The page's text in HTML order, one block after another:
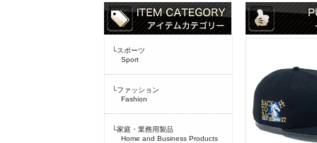
└スポーツ
Sport
└ファッション
Fashion
└家庭・業務用製品
Home and Business Products